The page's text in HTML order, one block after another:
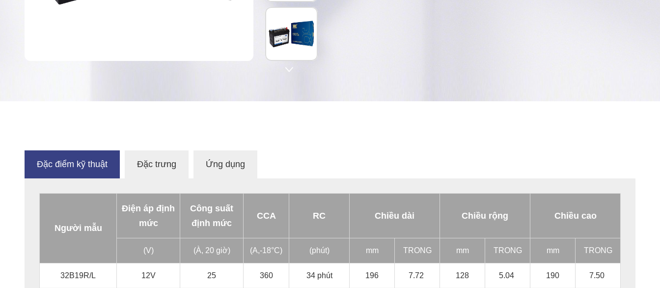

Đặc điểm kỹ thuật Đặc trưng Ứng dụng
Người mẫu
Điện áp định
mức
Công suất
định mức
CCA RC Chiều dài Chiều rộng Chiều cao
(V) (À, 20 giờ) (A,-18°C) (phút) mm TRONG mm TRONG mm TRONG
32B19R/L 12V 25 360 34 phút 196 7.72 128 5.04 190 7.50